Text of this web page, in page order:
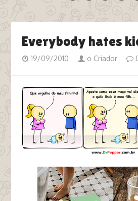
Everybody hates
19/09/2010 o Criador